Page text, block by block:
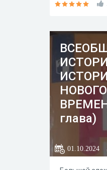
НОВОГО
глава)
01.10.2024